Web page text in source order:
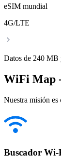
eSIM mundial
4G/LTE
Datos de 240 MB
WiFi Map
Nuestra misión es
Buscador Wi-